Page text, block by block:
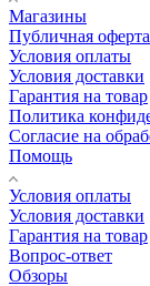
Магазины
Публичная оферта
Условия оплаты
Условия доставки
Гарантия на товар
Политика
Согласие на
Помощь
Условия оплаты
Условия доставки
Гарантия на товар
Вопрос-ответ
Обзоры